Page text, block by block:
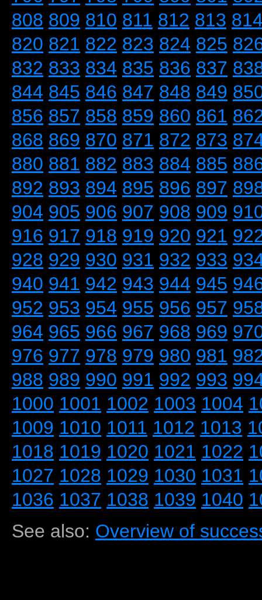
808 809 810 811 812 813
820 821 822 823 824 825
832 833 834 835 836 837
844 845 846 847 848 849
856 857 858 859 860 861
868 869 870 871 872 873
880 881 882 883 884 885
892 893 894 895 896 897
904 905 906 907 908 909
916 917 918 919 920 921
928 929 930 931 932 933
940 941 942 943 944 945
952 953 954 955 956 957
964 965 966 967 968 969
976 977 978 979 980 981
988 989 990 991 992 993
1000 1001 1002 1003 1004
1009 1010 1011 1012 1013
1018 1019 1020 1021 1022
1027 1028 1029 1030 1031
1036 1037 1038 1039 1040
See also: Overview of